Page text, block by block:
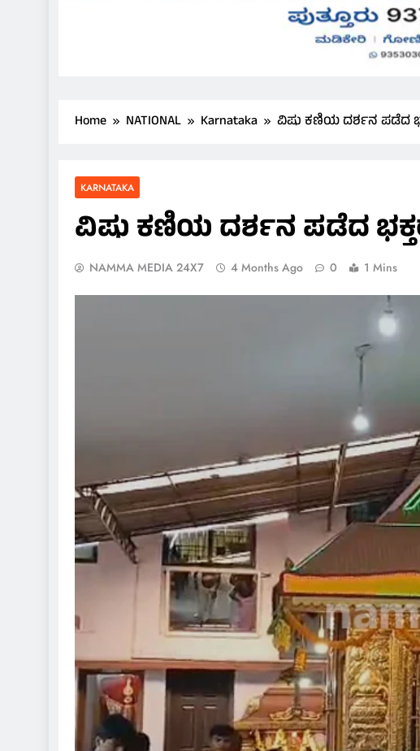
Home NATIONAL Karnataka ವಿಷು ಕಣಿಯ ದರ್ಶನ ಪಡೆದ
KARNATAKA
ವಿಷು ಕಣಿಯ ದರ್ಶನ ಪಡೆದ
NAMMA MEDIA 24X7 4 Months Ago 0 1 Mins